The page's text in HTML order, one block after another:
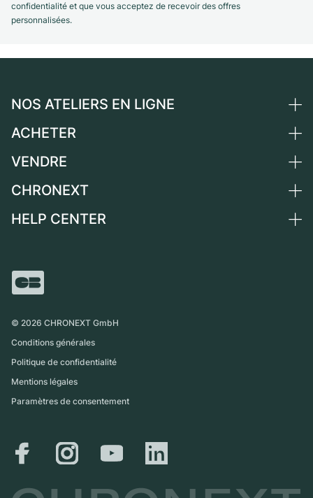
confidentialité et que vous acceptez de recevoir des offres
personnalisées.
NOS ATELIERS EN LIGNE
Allemagne
Suisse
France
International
ACHETER
Toutes les montres de luxe
Independent Brands
VENDRE
Vendre une montre
CHRONEXT
Qui sommes-nous ?
Magazine
HELP CENTER
Retrait sur place
© 2026 CHRONEXT GmbH
Conditions générales
Politique de confidentialité
Mentions légales
Paramètres de consentement